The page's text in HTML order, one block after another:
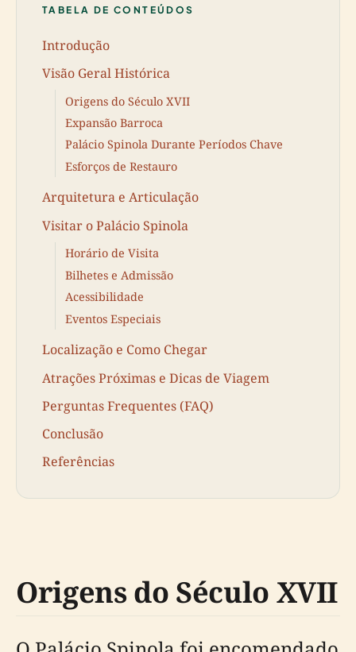
TABELA DE CONTEÚDOS
Introdução
Visão Geral Histórica
Origens do Século XVII
Expansão Barroca
Palácio Spinola Durante Períodos Chave
Esforços de Restauro
Arquitetura e Articulação
Visitar o Palácio Spinola
Horário de Visita
Bilhetes e Admissão
Acessibilidade
Eventos Especiais
Localização e Como Chegar
Atrações Próximas e Dicas de Viagem
Perguntas Frequentes (FAQ)
Conclusão
Referências
Origens do Século XVII